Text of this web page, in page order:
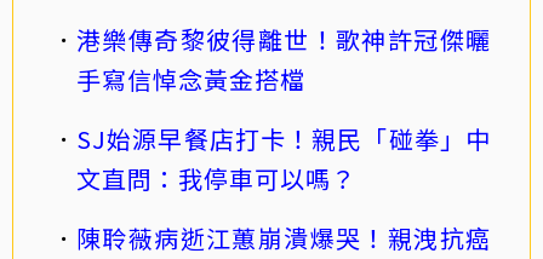
港樂傳奇黎彼得離世！歌神許冠傑曬
手寫信悼念黃金搭檔
SJ始源早餐店打卡！親民「碰拳」中
文直問：我停車可以嗎？
陳聆薇病逝江蕙崩潰爆哭！親洩抗癌